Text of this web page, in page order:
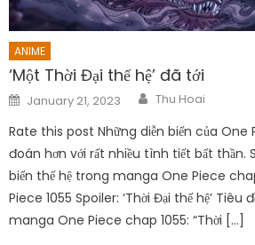
ANIME
‘Một Thời Đại thế hệ’ đã tới
Posted
on
January 21, 2023 Author
Thu Hoai
Rate this post Những diễn biến của One
đoán hơn với rất nhiều tình tiết bất thần.
biến thế hệ trong manga One Piece
Piece 1055 Spoiler: ‘Thời Đại thế hệ’ Tiêu
manga One Piece chap 1055: “Thời […]